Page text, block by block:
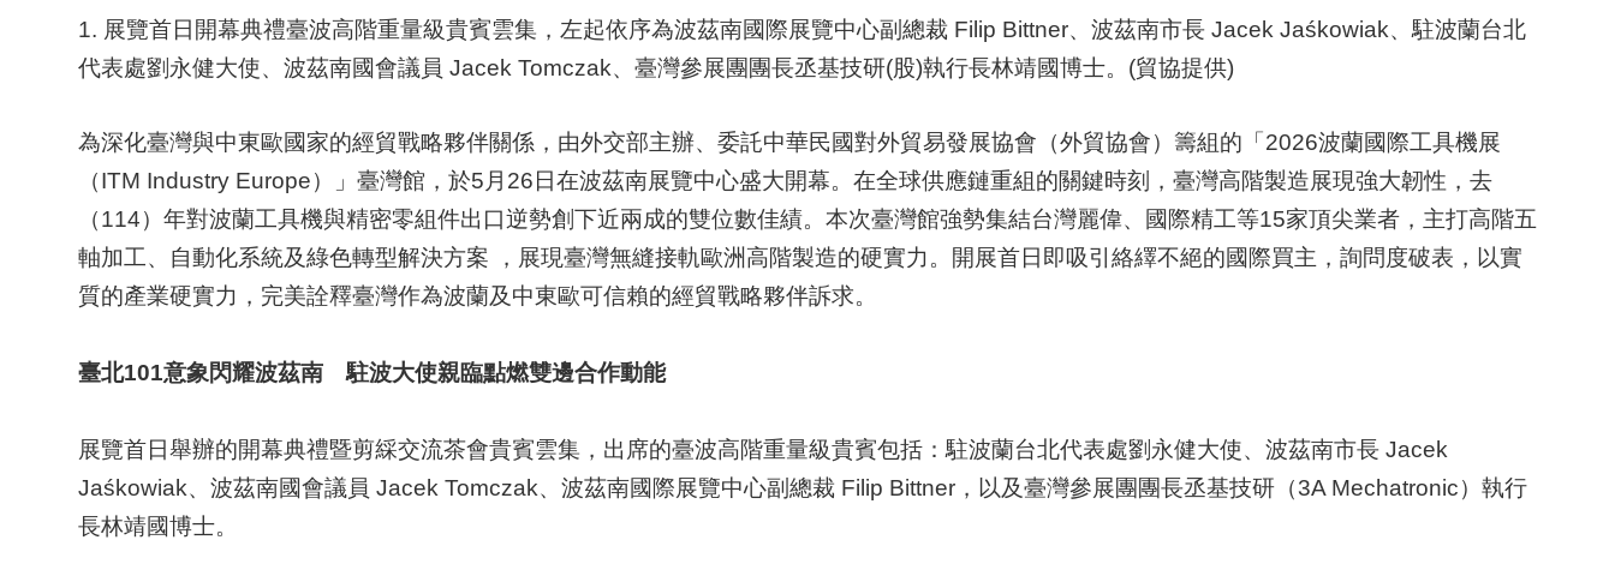
1. 展覽首日開幕典禮臺波高階重量級貴賓雲集，左起依序為波茲南國際展覽中心副總裁 Filip Bittner、波茲南市長 Jacek Jaśkowiak、駐波蘭台北
代表處劉永健大使、波茲南國會議員 Jacek Tomczak、臺灣參展團團長丞基技研(股)執行長林靖國博士。(貿協提供)
為深化臺灣與中東歐國家的經貿戰略夥伴關係，由外交部主辦、委託中華民國對外貿易發展協會（外貿協會）籌組的「2026波蘭國際工具機展
（ITM Industry Europe）」臺灣館，於5月26日在波茲南展覽中心盛大開幕。在全球供應鏈重組的關鍵時刻，臺灣高階製造展現強大韌性，去
（114）年對波蘭工具機與精密零組件出口逆勢創下近兩成的雙位數佳績。本次臺灣館強勢集結台灣麗偉、國際精工等15家頂尖業者，主打高階五
軸加工、自動化系統及綠色轉型解決方案 ，展現臺灣無縫接軌歐洲高階製造的硬實力。開展首日即吸引絡繹不絕的國際買主，詢問度破表，以實
質的產業硬實力，完美詮釋臺灣作為波蘭及中東歐可信賴的經貿戰略夥伴訴求。
臺北101意象閃耀波茲南 駐波大使親臨點燃雙邊合作動能
展覽首日舉辦的開幕典禮暨剪綵交流茶會貴賓雲集，出席的臺波高階重量級貴賓包括：駐波蘭台北代表處劉永健大使、波茲南市長 Jacek
Jaśkowiak、波茲南國會議員 Jacek Tomczak、波茲南國際展覽中心副總裁 Filip Bittner，以及臺灣參展團團長丞基技研（3A Mechatronic）執行
長林靖國博士。